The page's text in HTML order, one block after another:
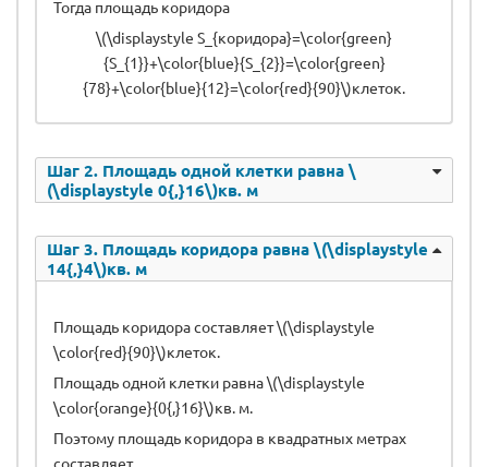
Тогда площадь коридора
\(\displaystyle S_{коридора}=\color{green}
{S_{1}}+\color{blue}{S_{2}}=\color{green}
{78}+\color{blue}{12}=\color{red}{90}\)клеток.
Шаг 2. Площадь одной клетки равна \
(\displaystyle 0{,}16\)кв. м
Шаг 3. Площадь коридора равна \(\displaystyle
14{,}4\)кв. м
Площадь коридора составляет \(\displaystyle
\color{red}{90}\)клеток.
Площадь одной клетки равна \(\displaystyle
\color{orange}{0{,}16}\)кв. м.
Поэтому площадь коридора в квадратных метрах
составляет